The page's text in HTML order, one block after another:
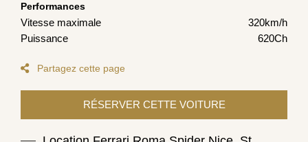
Performances
Vitesse maximale
320km/h
Puissance
620Ch
Partagez cette page